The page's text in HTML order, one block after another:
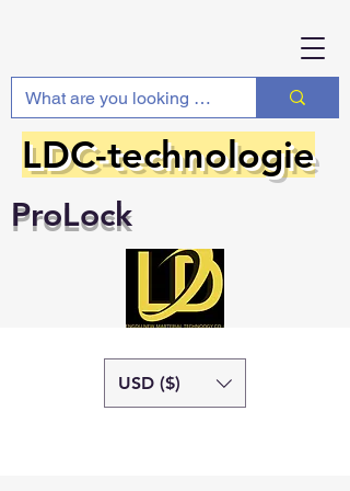
ProLock
LDC-technologie
USD ($)